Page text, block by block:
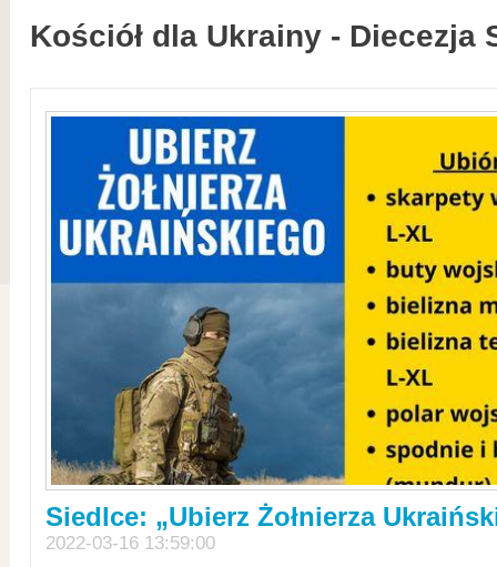
Kościół dla Ukrainy - Diecezja
Siedlce: „Ubierz Żołnierza
2022-03-16 13:59:00